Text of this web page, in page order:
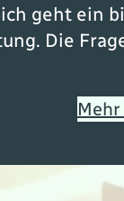
geht ein
Die